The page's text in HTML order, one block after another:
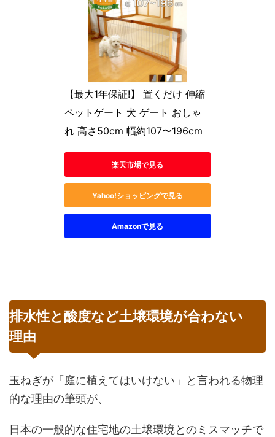
【最大1年保証!】 置くだけ 伸縮
ペットゲート 犬 ゲート おしゃ
れ 高さ50cm 幅約107〜196cm
楽天市場で見る
Yahoo!ショッピングで見る
Amazonで見る
排水性と酸度など土壌環境が合わない
理由
玉ねぎが「庭に植えてはいけない」と言われる物理
的な理由の筆頭が、
日本の一般的な住宅地の土壌環境とのミスマッチで